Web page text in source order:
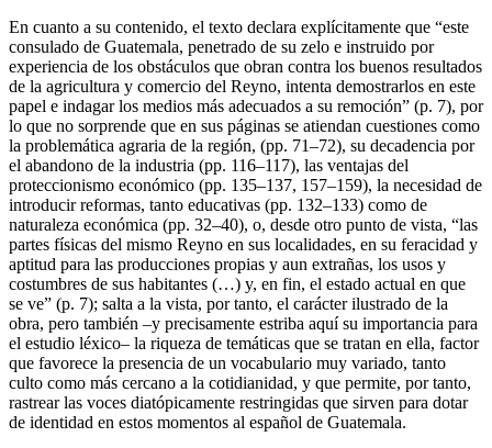
En cuanto a su contenido, el texto declara explícitamente que “este
consulado de Guatemala, penetrado de su zelo e instruido por
experiencia de los obstáculos que obran contra los buenos resultados
de la agricultura y comercio del Reyno, intenta demostrarlos en este
papel e indagar los medios más adecuados a su remoción” (p. 7), por
lo que no sorprende que en sus páginas se atiendan cuestiones como
la problemática agraria de la región, (pp. 71–72), su decadencia por
el abandono de la industria (pp. 116–117), las ventajas del
proteccionismo económico (pp. 135–137, 157–159), la necesidad de
introducir reformas, tanto educativas (pp. 132–133) como de
naturaleza económica (pp. 32–40), o, desde otro punto de vista, “las
partes físicas del mismo Reyno en sus localidades, en su feracidad y
aptitud para las producciones propias y aun extrañas, los usos y
costumbres de sus habitantes (…) y, en fin, el estado actual en que
se ve” (p. 7); salta a la vista, por tanto, el carácter ilustrado de la
obra, pero también –y precisamente estriba aquí su importancia para
el estudio léxico– la riqueza de temáticas que se tratan en ella, factor
que favorece la presencia de un vocabulario muy variado, tanto
culto como más cercano a la cotidianidad, y que permite, por tanto,
rastrear las voces diatópicamente restringidas que sirven para dotar
de identidad en estos momentos al español de Guatemala.